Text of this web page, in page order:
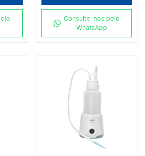
Consulte-nos pelo
WhatsApp